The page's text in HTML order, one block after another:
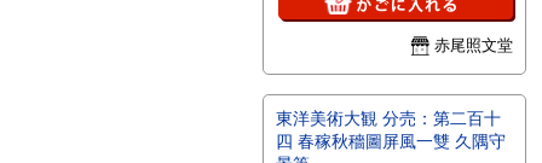
赤尾照文堂
東洋美術大観 分売：第二百十
四 春稼秋穡圖屏風一雙 久隅守